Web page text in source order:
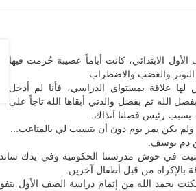
الابتدائي، كانت أياماً عصيبة حُرمت فيها
والغضب والاضطراب.
لها علاقة بمستواي الدراسي، فأنا لم أدخل
الله ثم بفضل والدتي أبقاها الله تاجاً على
بسبب رئيس فصلنا آنذاك.
ولم يكن يمر يوم دون أن يتسبب لي بالمتاعب...
دم يوسف.
في حوش مدرستنا الحكومية وفي يدك
بالإكراه من قبل أطفال آخرين.
بحمد الله من إتمام دراسة الصف الأول